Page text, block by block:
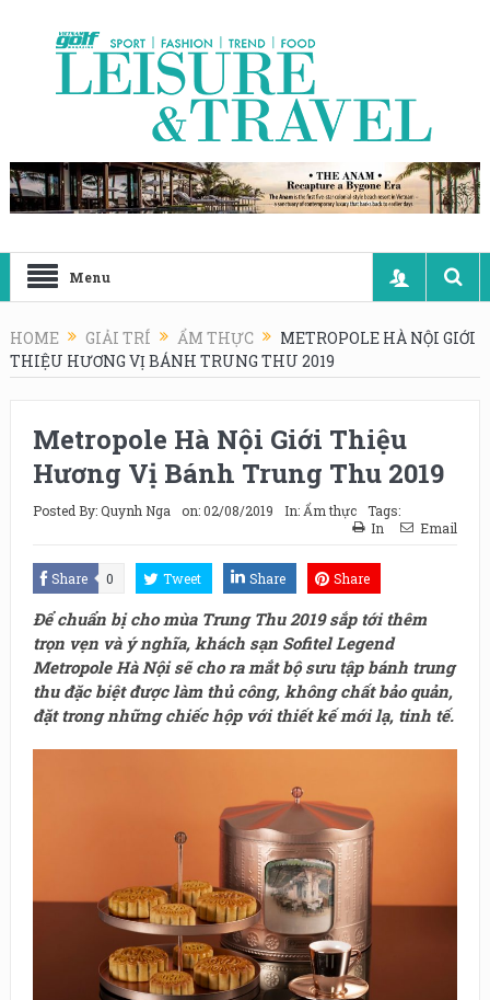
Menu
HOME GIẢI TRÍ ẨM THỰC
METROPOLE HÀ NỘI GIỚI
THIỆU HƯƠNG VỊ BÁNH TRUNG THU 2019
Metropole Hà Nội Giới Thiệu
Hương Vị Bánh Trung Thu 2019
Posted By:Quynh Nga on:02/08/2019 In: Ẩm thực
Tags:
In
Email
Share 0 Tweet Share Share
Để chuẩn bị cho mùa Trung Thu 2019 sắp tới thêm
trọn vẹn và ý nghĩa, khách sạn Sofitel Legend
Metropole Hà Nội sẽ cho ra mắt bộ sưu tập bánh trung
thu đặc biệt được làm thủ công, không chất bảo quản,
đặt trong những chiếc hộp với thiết kế mới lạ, tinh tế.